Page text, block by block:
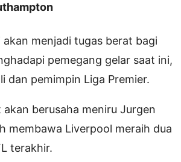
menjadi tugas berat bagi
pemegang gelar saat ini,
dan pemimpin Liga Premier.
akan berusaha meniru Jurgen
membawa Liverpool meraih dua
terakhir.